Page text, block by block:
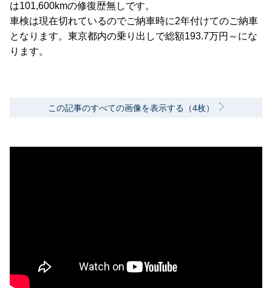
は101,600kmの修復歴無しです。
車検は現在切れているのでご納車時に2年付けてのご納車
となります。東京都内の乗り出しで総額193.7万円～にな
ります。
この記事のすべての画像を表示する（4枚）